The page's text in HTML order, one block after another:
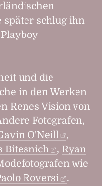
später schlug ihn
und die
in den Werken
Renes Vision von
Fotografen,
O'Neill
,
Bitesnich , Ryan
wie
Roversi .